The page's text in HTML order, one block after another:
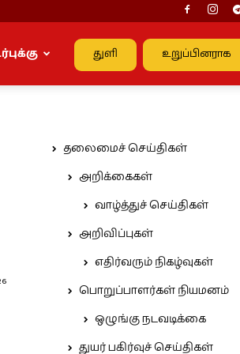
துளி உறுப்பினராக
தலைமைச் செய்திகள்
அறிக்கைகள்
வாழ்த்துச் செய்திகள்
அறிவிப்புகள்
எதிர்வரும் நிகழ்வுகள்
பொறுப்பாளர்கள் நியமனம்
ஒழுங்கு நடவடிக்கை
துயர் பகிர்வுச் செய்திகள்